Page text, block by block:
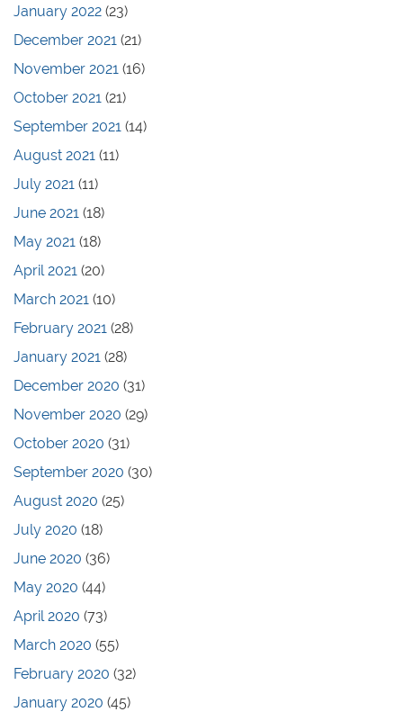
January 2022 (23)
December 2021 (21)
November 2021 (16)
October 2021 (21)
September 2021 (14)
August 2021 (11)
July 2021 (11)
June 2021 (18)
May 2021 (18)
April 2021 (20)
March 2021 (10)
February 2021 (28)
January 2021 (28)
December 2020 (31)
November 2020 (29)
October 2020 (31)
September 2020 (30)
August 2020 (25)
July 2020 (18)
June 2020 (36)
May 2020 (44)
April 2020 (73)
March 2020 (55)
February 2020 (32)
January 2020 (45)